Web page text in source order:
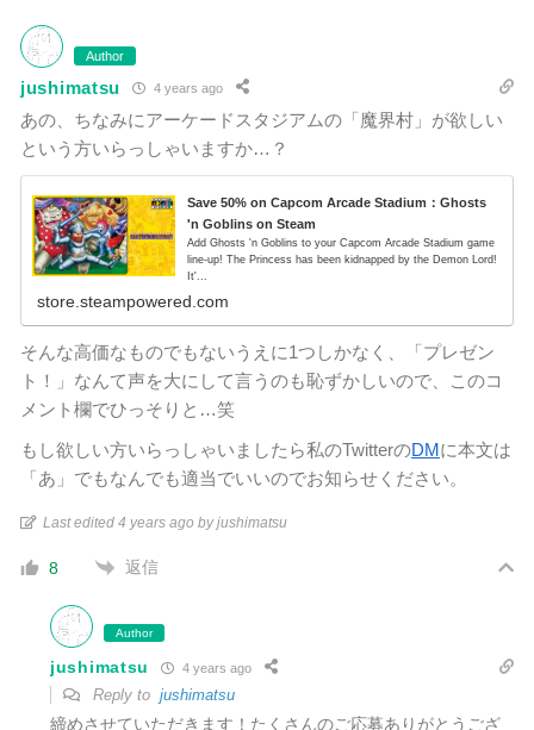
Author
jushimatsu 4 years ago
あの、ちなみにアーケードスタジアムの「魔界村」が欲しい
という方いらっしゃいますか…？
Save 50% on Capcom Arcade Stadium：Ghosts
'n Goblins on Steam
Add Ghosts 'n Goblins to your Capcom Arcade Stadium game
line-up! The Princess has been kidnapped by the Demon Lord!
It'...
store.steampowered.com
そんな高価なものでもないうえに1つしかなく、「プレゼン
ト！」なんて声を大にして言うのも恥ずかしいので、このコ
メント欄でひっそりと…笑
もし欲しい方いらっしゃいましたら私のTwitterのDMに本文は
「あ」でもなんでも適当でいいのでお知らせください。
Last edited 4 years ago by jushimatsu
8 返信
Author
jushimatsu 4 years ago
Reply to jushimatsu
締めさせていただきます！たくさんのご応募ありがとうござ